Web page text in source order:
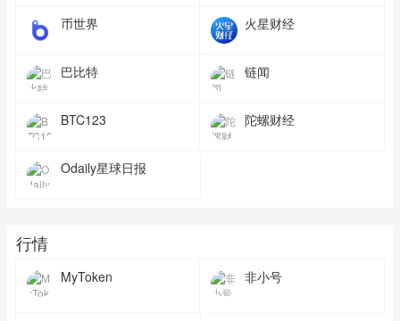
币世界 火星财经
巴比特 链闻
BTC123 陀螺财经
Odaily星球日报
行情
MyToken 非小号